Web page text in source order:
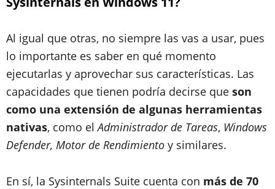
Al igual que otras, no siempre las vas a usar, pues
lo importante es saber en qué momento
ejecutarlas y aprovechar sus características. Las
capacidades que tienen podría decirse que son
como una extensión de algunas herramientas
nativas, como elAdministrador de Tareas, Windows
Defender, Motor de Rendimiento y similares.
En sí, la Sysinternals Suite cuenta con más de 70